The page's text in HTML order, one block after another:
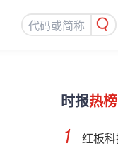
时报热榜